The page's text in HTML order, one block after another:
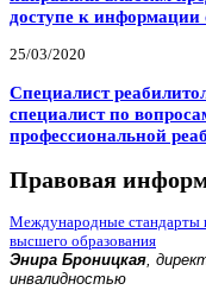
доступе к информации
25/03/2020
Специалист
специалист по
профессиональной
Правовая
Международные стандарты
высшего образования
Энира Броницкая,
инвалидностью